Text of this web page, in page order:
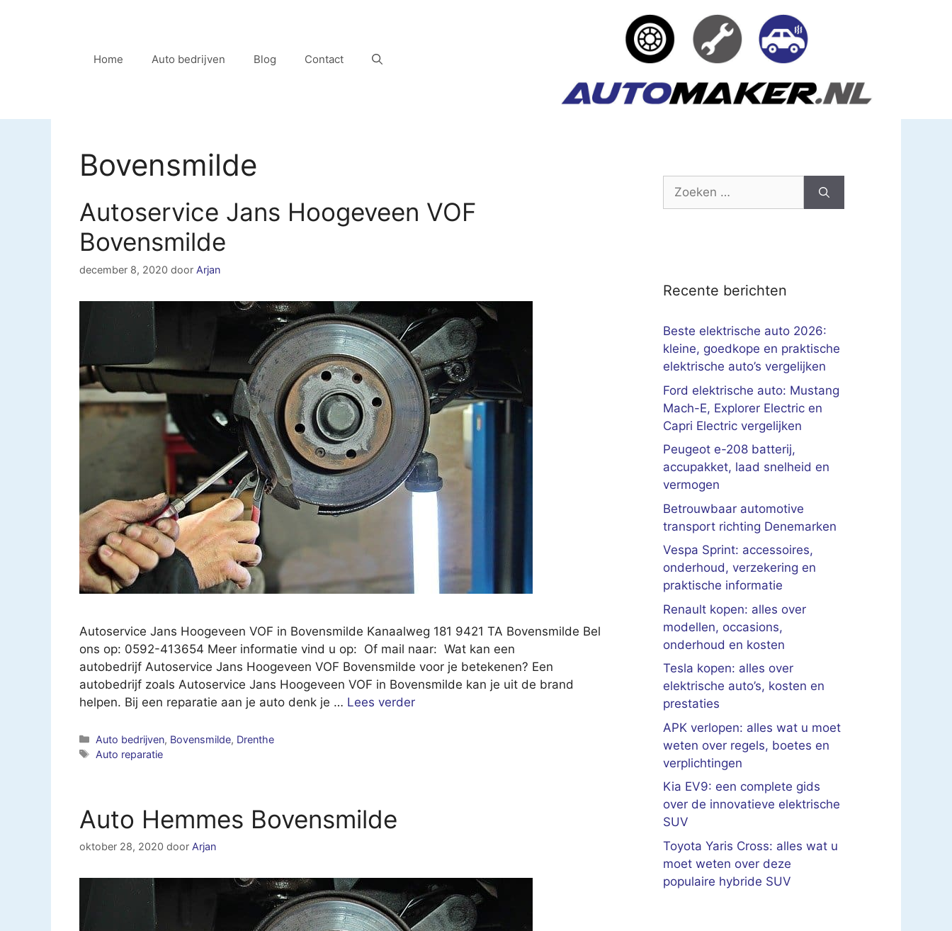
Home Auto bedrijven Blog Contact
Bovensmilde
Autoservice Jans Hoogeveen VOF
Bovensmilde
december 8, 2020 door Arjan
Autoservice Jans Hoogeveen VOF in Bovensmilde Kanaalweg 181 9421 TA Bovensmilde Bel
ons op: 0592-413654 Meer informatie vind u op: Of mail naar: Wat kan een
autobedrijf Autoservice Jans Hoogeveen VOF Bovensmilde voor je betekenen? Een
autobedrijf zoals Autoservice Jans Hoogeveen VOF in Bovensmilde kan je uit de brand
helpen. Bij een reparatie aan je auto denk je … Lees verder
Categorieën
Auto bedrijven, Bovensmilde, Drenthe
Tags
Auto reparatie
Auto Hemmes Bovensmilde
oktober 28, 2020 door Arjan
Zoek
Recente berichten
Beste elektrische auto 2026:
kleine, goedkope en praktische
elektrische auto’s vergelijken
Ford elektrische auto: Mustang
Mach-E, Explorer Electric en
Capri Electric vergelijken
Peugeot e-208 batterij,
accupakket, laad snelheid en
vermogen
Betrouwbaar automotive
transport richting Denemarken
Vespa Sprint: accessoires,
onderhoud, verzekering en
praktische informatie
Renault kopen: alles over
modellen, occasions,
onderhoud en kosten
Tesla kopen: alles over
elektrische auto’s, kosten en
prestaties
APK verlopen: alles wat u moet
weten over regels, boetes en
verplichtingen
Kia EV9: een complete gids
over de innovatieve elektrische
SUV
Toyota Yaris Cross: alles wat u
moet weten over deze
populaire hybride SUV